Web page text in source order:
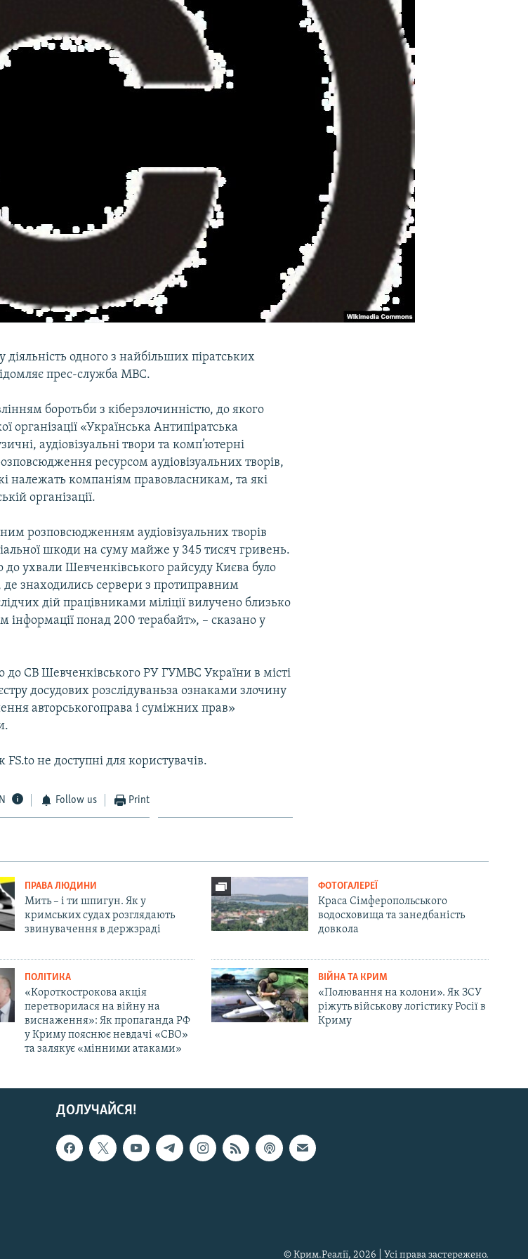
одного з найбільших піратських
прес-служба МВС.
боротьби з кіберзлочинністю, до якого
організації «Українська Антипіратська
аудіовізуальні твори та комп’ютерні
ресурсом аудіовізуальних творів,
належать компаніям правовласникам, та які
організації.
розповсюдженням аудіовізуальних творів
шкоди на суму майже у 345 тисяч гривень.
до ухвали Шевченківського райсуду Києва було
знаходились сервери з протиправним
дій працівниками міліції вилучено близько
інформації понад 200 терабайт», – сказано у
до СВ Шевченківського РУ ГУМВС України в місті
досудових розслідуваньза ознаками злочину
авторськогоправа і суміжних прав»
FS.to не доступні для користувачів.
Follow us Print
ПРАВА ЛЮДИНИ
Мить – і ти шпигун. Як у
кримських судах розглядають
звинувачення в держзраді
ФОТОГАЛЕРЕЇ
Краса Сімферопольського
водосховища та занедбаність
довкола
ПОЛІТИКА
«Короткострокова акція
перетворилася на війну на
виснаження»: Як пропаганда РФ
у Криму пояснює невдачі «СВО»
та залякує «мінними атаками»
ВІЙНА ТА КРИМ
«Полювання на колони». Як ЗСУ
ріжуть військову логістику Росії в
Криму
ДОЛУЧАЙСЯ!
© Крим.Реалії, 2026 | Усі права застережено.